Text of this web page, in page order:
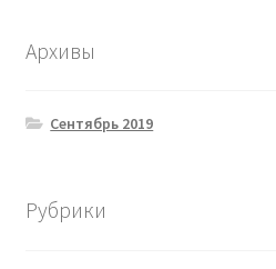
Архивы
Сентябрь 2019
Рубрики